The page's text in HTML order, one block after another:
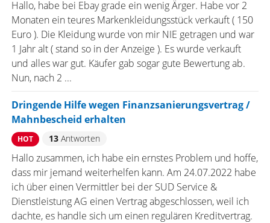
Hallo, habe bei Ebay grade ein wenig Ärger. Habe vor 2
Monaten ein teures Markenkleidungsstück verkauft ( 150
Euro ). Die Kleidung wurde von mir NIE getragen und war
1 Jahr alt ( stand so in der Anzeige ). Es wurde verkauft
und alles war gut. Käufer gab sogar gute Bewertung ab.
Nun, nach 2 ...
Dringende Hilfe wegen Finanzsanierungsvertrag /
Mahnbescheid erhalten
HOT 13Antworten
Hallo zusammen, ich habe ein ernstes Problem und hoffe,
dass mir jemand weiterhelfen kann. Am 24.07.2022 habe
ich über einen Vermittler bei der SUD Service &
Dienstleistung AG einen Vertrag abgeschlossen, weil ich
dachte, es handle sich um einen regulären Kreditvertrag.